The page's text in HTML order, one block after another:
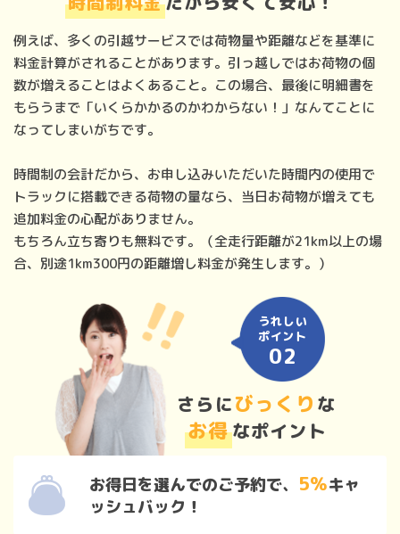
例えば、多くの引越サービスでは荷物量や距離などを基準に
料金計算がされることがあります。引っ越しではお荷物の個
数が増えることはよくあること。この場合、最後に明細書を
もらうまで「いくらかかるのかわからない！」なんてことに
なってしまいがちです。
時間制の会計だから、お申し込みいただいた時間内の使用で
トラックに搭載できる荷物の量なら、当日お荷物が増えても
追加料金の心配がありません。
もちろん立ち寄りも無料です。（全走行距離が21km以上の場
合、別途1km300円の距離増し料金が発生します。）
うれしい
ポイント
02
さらにびっくり な
お得なポイント
お得日を選んでのご予約で、 5％キャ
ッシュバック！